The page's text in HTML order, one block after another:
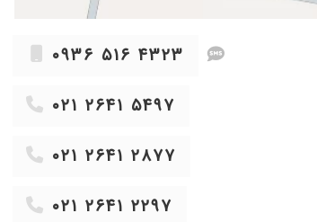
۰۹۳۶ ۵۱۶ ۴۳۲۳
۰۲۱ ۲۶۴۱ ۵۴۹۷
۰۲۱ ۲۶۴۱ ۲۸۷۷
۰۲۱ ۲۶۴۱ ۲۲۹۷